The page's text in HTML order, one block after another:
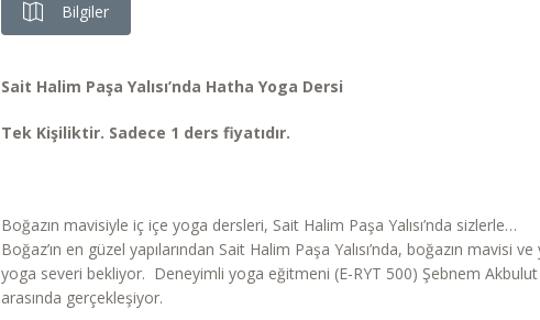
Bilgiler
Sait Halim Paşa Yalısı’nda Hatha Yoga Dersi
Tek Kişiliktir. Sadece 1 ders fiyatıdır.
Boğazın mavisiyle iç içe yoga dersleri, Sait Halim Paşa Yalısı’nda sizlerle…
Boğaz’ın en güzel yapılarından Sait Halim Paşa Yalısı’nda, boğazın
yoga severi bekliyor. Deneyimli yoga eğitmeni (E-RYT 500) Şebnem
arasında gerçekleşiyor.